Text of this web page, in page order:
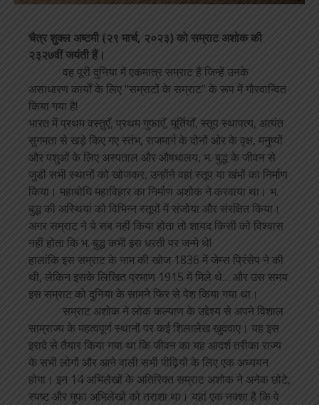
चैत्र शुक्ल अष्टमी (२९ मार्च, २०२३) को सम्राट अशोक की
२३२७वीं जयंती हैं।
वह पूरी दुनिया में एकमात्र सम्राट हैं जिन्हें उनके
असाधारण कार्यों के लिए “सम्राटों के सम्राट” के रूप में गौरवान्वित
किया गया है!
भारत में प्रथम वस्तुएँ, प्रथम गुफाएँ, मूर्तियाँ, स्तूप स्थापत्य, अत्यंत
सुगमता से खड़े किए गए स्तंभ, राजमार्ग के दोनों ओर के वृक्ष, मनुष्यों
और पशुओं के लिए अस्पताल और औषधालय, भ. बुद्ध के जीवन से
जुडी सभी स्थानों को खोजकर, उन्होंने वहां स्तूप या खंभों का निर्माण
किया। महाबोधि महाविहार का निर्माण अशोक ने करवाया था। भ.
बुद्ध की अस्थियां को विभिन्न स्तूपों में संजोया और संरक्षित किया।
अगर सम्राट ने ये सब नहीं किया होता तो शायद किसी को विश्वास
नहीं होता कि भ. बुद्ध कभी इस धरती पर जन्मे थे!
हालांकि इस सम्राट के नाम की खोज 1836 में जेम्स प्रिंसेप ने की
थी, लेकिन इसके लिखित प्रमाण 1915 में मिले थे… और उस समय
इस सम्राट को दुनिया के सामने फिर से पेश किया गया था।
सम्राट अशोक ने लोक कल्याण के उद्देश्य से अपने विशाल
साम्राज्य के महत्वपूर्ण स्थानों पर कई शिलालेख खुदवाए। यह इस
इरादे से तैयार किया गया था कि जीवन का यह आदर्श तरीका राज्य
के सभी लोगों और आने वाली सभी पीढ़ियों के लिए एक अध्ययन
होगा। इन 14 अभिलेखों के अतिरिक्त सम्राट अशोक ने अनेक छोटे,
स्पष्ट और गुफा अभिलेखों को तराशा था। यहां एक नक्शा है कि वे